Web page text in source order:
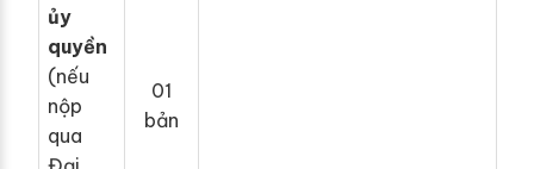
ủy
quyền
(nếu
nộp
qua
01
bản